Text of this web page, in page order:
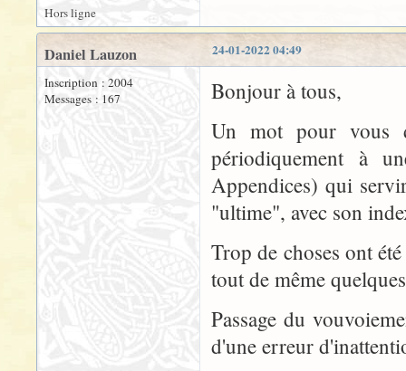
Hors ligne
24-01-2022 04:49
Daniel Lauzon
Inscription : 2004
Messages : 167
Bonjour à tous,
Un mot pour vous
périodiquement à
Appendices) qui
"ultime", avec son
Trop de choses ont
tout de même
Passage du
d'une erreur